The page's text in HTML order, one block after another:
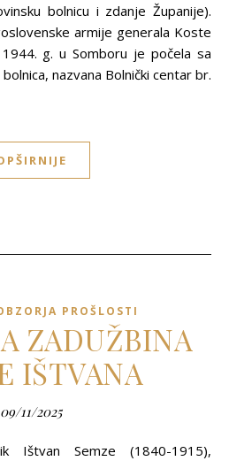
bolnicu i zdanje Županije).
armije generala Koste
g. u Somboru je počela sa
nazvana Bolnički centar br.
PROŠLOSTI
ZADUŽBINA
IŠTVANA
09/11/2025